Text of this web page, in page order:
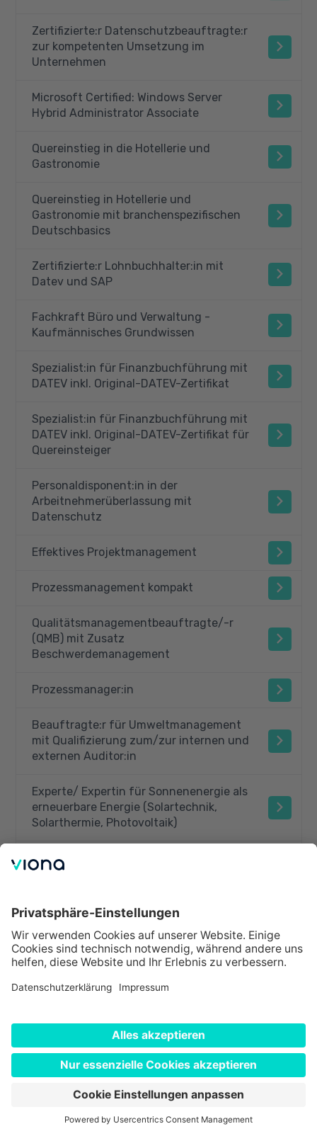
Zertifizierte:r Datenschutzbeauftragte:r
zur kompetenten Umsetzung im
Unternehmen
Microsoft Certified: Windows Server
Hybrid Administrator Associate
Quereinstieg in die Hotellerie und
Gastronomie
Quereinstieg in Hotellerie und
Gastronomie mit branchenspezifischen
Deutschbasics
Zertifizierte:r Lohnbuchhalter:in mit
Datev und SAP
Fachkraft Büro und Verwaltung -
Kaufmännisches Grundwissen
Spezialist:in für Finanzbuchführung mit
DATEV inkl. Original-DATEV-Zertifikat
Spezialist:in für Finanzbuchführung mit
DATEV inkl. Original-DATEV-Zertifikat für
Quereinsteiger
Personaldisponent:in in der
Arbeitnehmerüberlassung mit
Datenschutz
Effektives Projektmanagement
Prozessmanagement kompakt
Qualitätsmanagementbeauftragte/-r
(QMB) mit Zusatz
Beschwerdemanagement
Prozessmanager:in
Beauftragte:r für Umweltmanagement
mit Qualifizierung zum/zur internen und
externen Auditor:in
Experte/ Expertin für Sonnenenergie als
erneuerbare Energie (Solartechnik,
Solarthermie, Photovoltaik)
Online-Marketing und Social-Media-
Marketing mit SEO/SEM
JavaScript Aufbaukurs
Texturing für 3D / CGI in Adobe
Substance 3D Painter
3D / CGI Basics in der 3D-Software
Produktvisualisierung in der 3D-
Software Blender
3D / CGI Basics in der 3D-Software
Maxon Cinema 4D